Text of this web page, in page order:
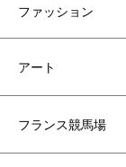
ファッション
アート
フランス競馬場